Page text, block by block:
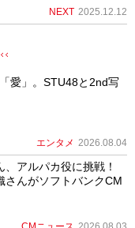
NEXT 2025.12.12
愛」。STU48と2nd写
エンタメ 2026.08.04
アルパカ役に挑戦！
さんがソフトバンクCM